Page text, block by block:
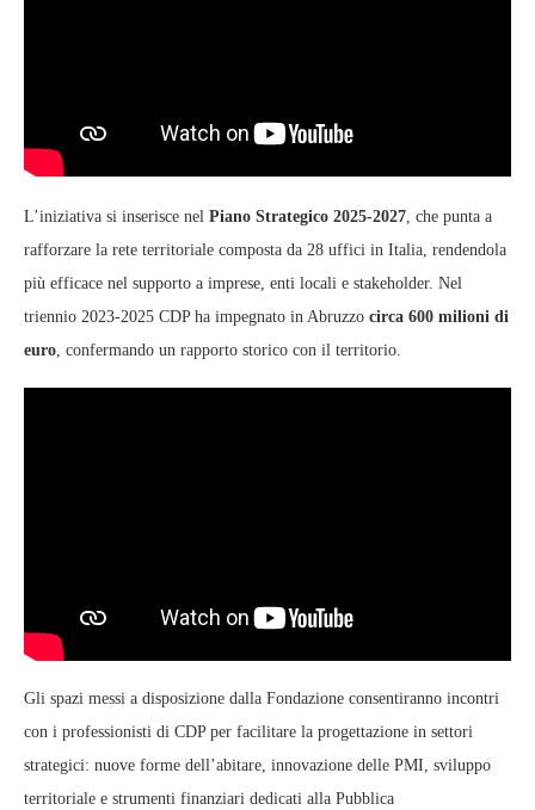
L’iniziativa si inserisce nel Piano Strategico 2025-2027, che punta a
rafforzare la rete territoriale composta da 28 uffici in Italia, rendendola
più efficace nel supporto a imprese, enti locali e stakeholder. Nel
triennio 2023-2025 CDP ha impegnato in Abruzzo circa 600 milioni di
euro, confermando un rapporto storico con il territorio.
Gli spazi messi a disposizione dalla Fondazione consentiranno incontri
con i professionisti di CDP per facilitare la progettazione in settori
strategici: nuove forme dell’abitare, innovazione delle PMI, sviluppo
territoriale e strumenti finanziari dedicati alla Pubblica